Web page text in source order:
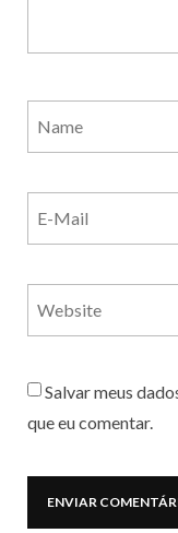
Salvar meus
que eu comentar.